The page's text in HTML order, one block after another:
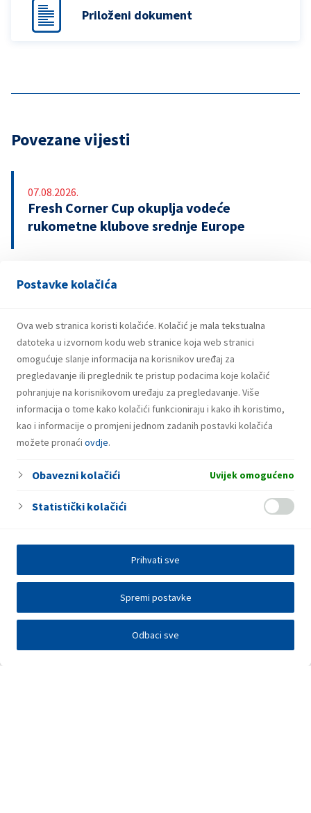
Postavke kolačića
Ova web stranica koristi kolačiće. Kolačić je mala tekstualna
datoteka u izvornom kodu web stranice koja web stranici
omogućuje slanje informacija na korisnikov uređaj za
pregledavanje ili preglednik te pristup podacima koje kolačić
pohranjuje na korisnikovom uređaju za pregledavanje. Više
informacija o tome kako kolačići funkcioniraju i kako ih koristimo,
kao i informacije o promjeni jednom zadanih postavki kolačića
možete pronaći ovdje.
Obavezni kolačići Uvijek omogućeno
Statistički kolačići
Odbaci sve
Spremi postavke
Prihvati sve
Priloženi dokument
Povezane vijesti
07.08.2026.
Fresh Corner Cup okuplja vodeće
rukometne klubove srednje Europe
29.07.2026.
prvom polugodištu 2026.